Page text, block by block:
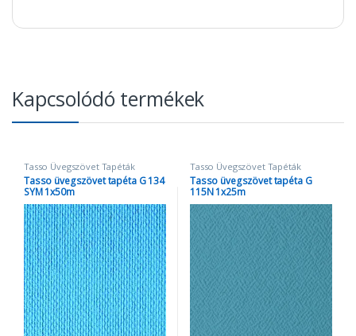
Kapcsolódó termékek
Tasso Üvegszövet Tapéták
Tasso üvegszövet tapéta G 134
SYM 1x50m
Tasso Üvegszövet Tapéták
Tasso üvegszövet tapéta G
115N 1x25m